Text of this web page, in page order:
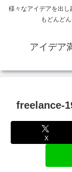
様々なアイデアを出
もどんど
アイデア
freelance-
X